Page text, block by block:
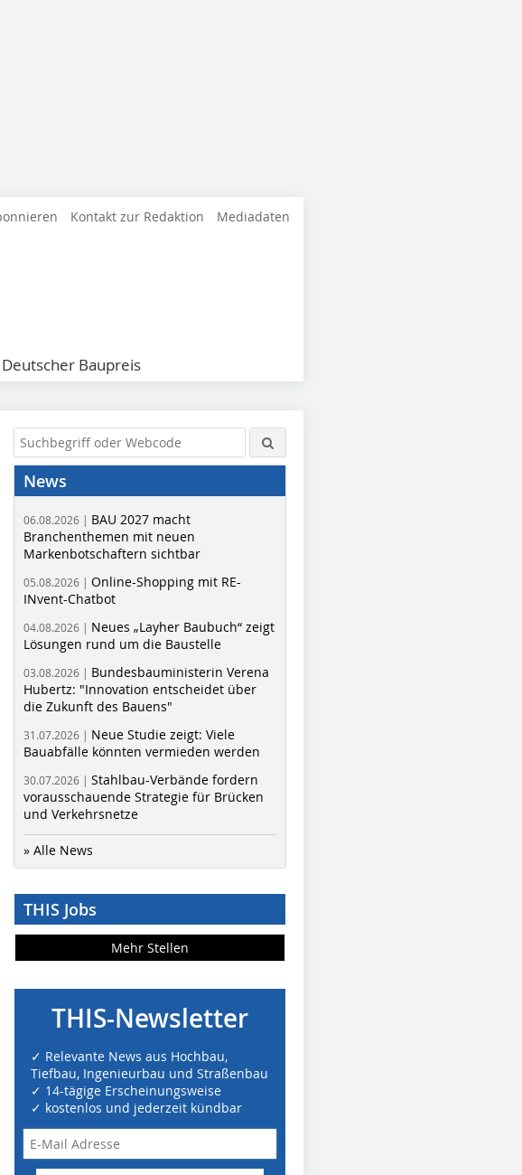
Kontakt zur Redaktion Mediadaten
Deutscher Baupreis
News
06.08.2026 | BAU 2027 macht
Branchenthemen mit neuen
Markenbotschaftern sichtbar
05.08.2026 | Online-Shopping mit RE-
INvent-Chatbot
04.08.2026 | Neues „Layher Baubuch“ zeigt
Lösungen rund um die Baustelle
03.08.2026 | Bundesbauministerin Verena
Hubertz: "Innovation entscheidet über
die Zukunft des Bauens"
31.07.2026 | Neue Studie zeigt: Viele
Bauabfälle könnten vermieden werden
30.07.2026 | Stahlbau-Verbände fordern
vorausschauende Strategie für Brücken
und Verkehrsnetze
» Alle News
THIS Jobs
Mehr Stellen
THIS-Newsletter
✓ Relevante News aus Hochbau,
Tiefbau, Ingenieurbau und Straßenbau
✓ 14-tägige Erscheinungsweise
✓ kostenlos und jederzeit kündbar